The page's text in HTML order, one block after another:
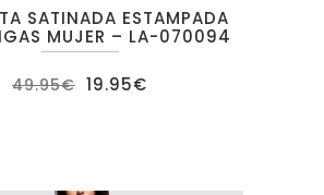
SATINADA ESTAMPADA
MUJER – LA-070094
49.95€ El
precio
19.95€